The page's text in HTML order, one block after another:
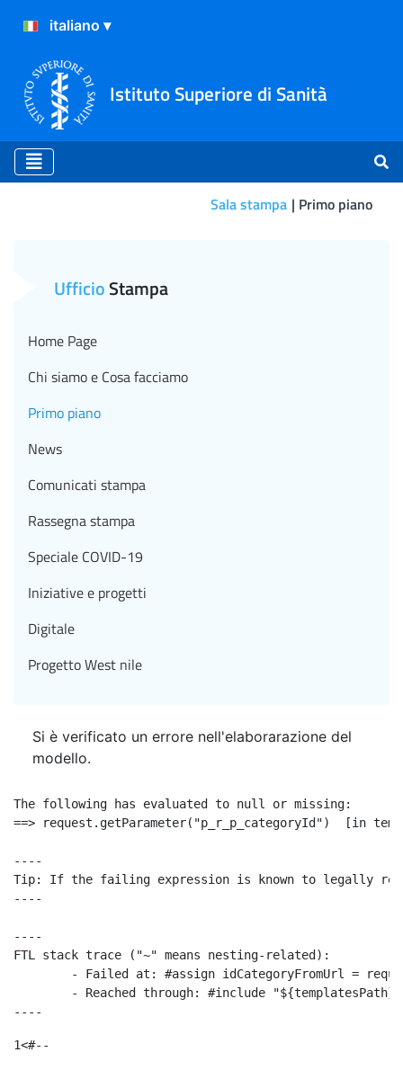
Istituto Superiore di Sanità
Sala stampa Primo piano
Si è verificato un errore nell'elaborarazione del
modello.
The following has evaluated to null or missing:
==> request.getParameter("p_r_p_categoryId")  [in
----
Tip: If the failing expression is known to legally refer
----
----
FTL stack trace ("~" means nesting-related):
----
1<#--
UfficioStampa
Home Page
Chi siamo e Cosa facciamo
Primo piano
News
Comunicati stampa
Rassegna stampa
Speciale COVID-19
Iniziative e progetti
Digitale
Progetto West nile